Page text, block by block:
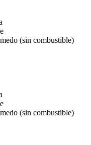
(sin combustible)
(sin combustible)